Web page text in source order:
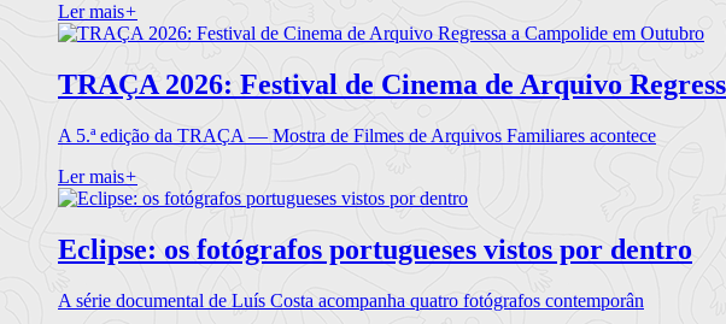
Ler mais+
TRAÇA 2026: Festival de Cinema de Arquivo
A 5.ª edição da TRAÇA — Mostra de Filmes de Arquivos Familiares acontece
Ler mais+
Eclipse: os fotógrafos portugueses vistos por dentro
A série documental de Luís Costa acompanha quatro fotógrafos contemporân